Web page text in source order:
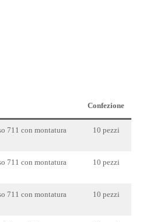
Confezione
711 con montatura
10 pezzi
711 con montatura
10 pezzi
711 con montatura
10 pezzi